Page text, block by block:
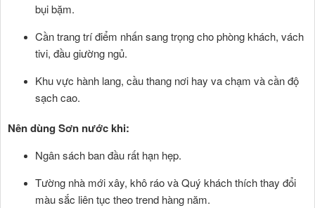
bụi bặm.
Cần trang trí điểm nhấn sang trọng cho phòng khách, vách
tivi, đầu giường ngủ.
Khu vực hành lang, cầu thang nơi hay va chạm và cần độ
sạch cao.
Nên dùng Sơn nước khi:
Ngân sách ban đầu rất hạn hẹp.
Tường nhà mới xây, khô ráo và Quý khách thích thay đổi
màu sắc liên tục theo trend hàng năm.